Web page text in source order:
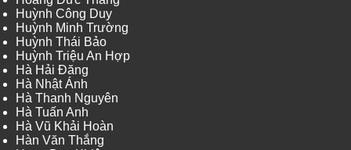
Huỳnh Công Duy
Huỳnh Minh Trường
Huỳnh Thái Bảo
Huỳnh Triệu An Hợp
Hà Hải Đăng
Hà Nhật Ánh
Hà Thanh Nguyên
Hà Tuấn Anh
Hà Vũ Khải Hoàn
Hàn Văn Thắng